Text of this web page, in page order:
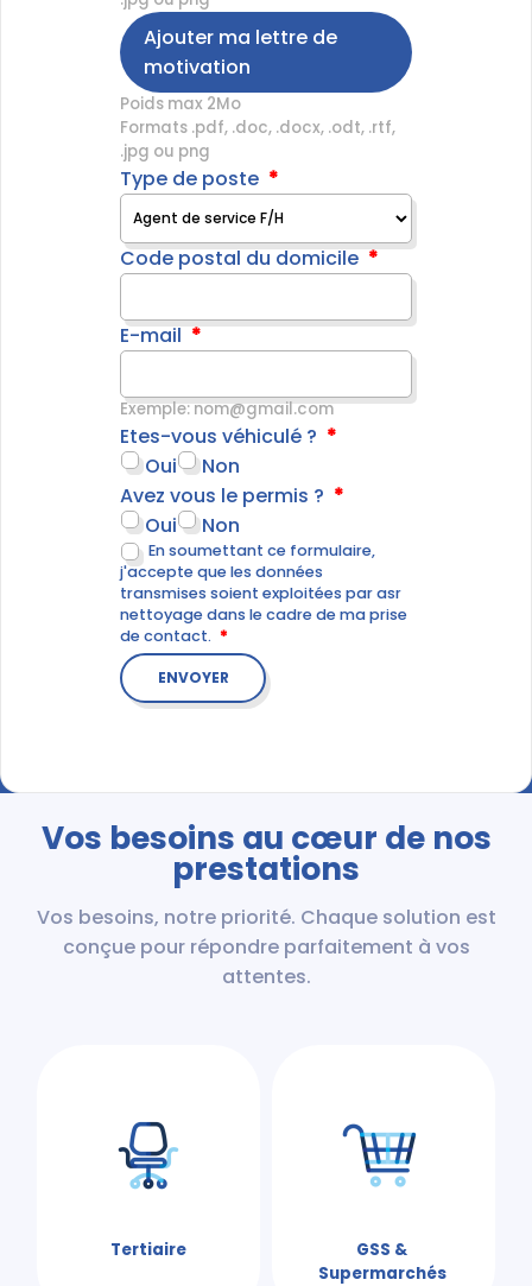
Ajouter ma lettre de
motivation
Poids max 2Mo
Formats .pdf, .doc, .docx, .odt, .rtf,
.jpg ou png
Type de poste
Code postal du domicile
E-mail
Exemple: nom@gmail.com
Etes-vous véhiculé ?
Oui
Non
Avez vous le permis ?
Oui
Non
En soumettant ce formulaire,
j'accepte que les données
transmises soient exploitées par asr
nettoyage dans le cadre de ma prise
de contact.
Vos besoins au cœur de nos
prestations
Vos besoins, notre priorité. Chaque solution est
conçue pour répondre parfaitement à vos
attentes.
Tertiaire
GSS &
Supermarchés